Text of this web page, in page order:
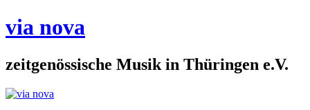
via nova
zeitgenössische Musik in Thüringen e.V.